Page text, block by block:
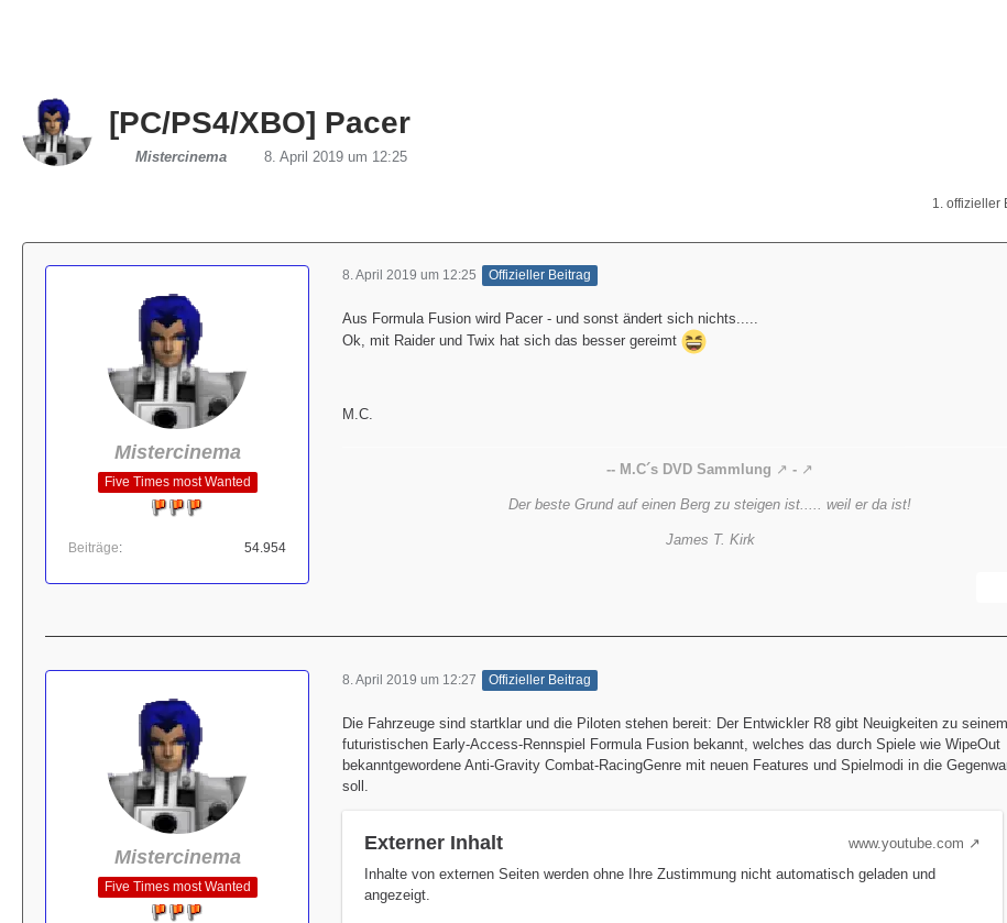
[PC/PS4/XBO] Pacer
Mistercinema 8. April 2019 um 12:25
1. offizieller
Mistercinema
Five Times most Wanted
Beiträge 54.954
8. April 2019 um 12:25 Offizieller Beitrag
Aus Formula Fusion wird Pacer - und sonst ändert sich nichts.....
Ok, mit Raider und Twix hat sich das besser gereimt
M.C.
-- M.C´s DVD Sammlung -
Der beste Grund auf einen Berg zu steigen ist..... weil er da ist!
James T. Kirk
Mistercinema
Five Times most Wanted
8. April 2019 um 12:27 Offizieller Beitrag
Die Fahrzeuge sind startklar und die Piloten stehen bereit: Der Entwickler R8 gibt Neuigkeiten zu seinem
futuristischen Early-Access-Rennspiel Formula Fusion bekannt, welches das durch Spiele wie WipeOut
bekanntgewordene Anti-Gravity Combat-RacingGenre mit neuen Features und Spielmodi in die
soll.
Externer Inhalt
www.youtube.com
Inhalte von externen Seiten werden ohne Ihre Zustimmung nicht automatisch geladen und
angezeigt.